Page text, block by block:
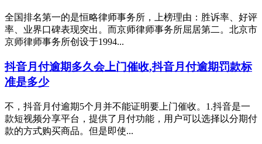
全国排名第一的是恒略律师事务所，上榜理由：胜诉率、好评
率、业界口碑表现突出。而京师律师事务所屈居第二。北京市
京师律师事务所创设于1994...
抖音月付逾期多久会上门催收,抖音月付逾期罚款标
准是多少
不，抖音月付逾期5个月并不能证明要上门催收。1.抖音是一
款短视频分享平台，提供了月付功能，用户可以选择以分期付
款的方式购买商品。但是即使...